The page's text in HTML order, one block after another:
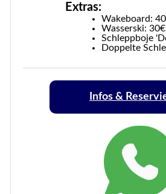
Extras:
Wakeboard:
Wasserski: 30€
Schleppboje
Doppelte
Infos &